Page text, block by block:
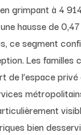
grimpant à 4
hausse de 0,47
ce segment
Les familles
de l’espace privé
bien